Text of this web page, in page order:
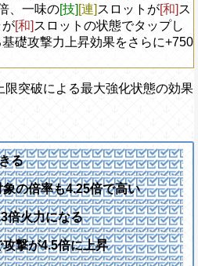
、一味の[技] [連] スロットが[和] ス
が[和] スロットの状態でタップし
礎攻撃力上昇効果をさらに+750
限突破による最大強化状態の効果
る
の倍率も4.25倍で高い
倍火力になる
撃が4.5倍に上昇